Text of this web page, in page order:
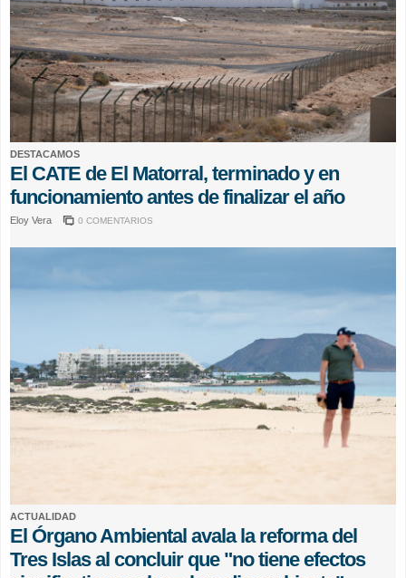
DESTACAMOS
El CATE de El Matorral, terminado y en
funcionamiento antes de finalizar el año
Eloy Vera 0 COMENTARIOS
ACTUALIDAD
El Órgano Ambiental avala la reforma del
Tres Islas al concluir que "no tiene efectos